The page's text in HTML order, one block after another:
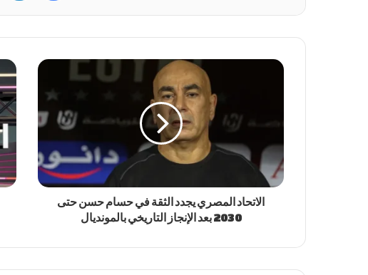
الاتحاد المصري يجدد الثقة في حسام حسن حتى
2030 بعد الإنجاز التاريخي بالمونديال